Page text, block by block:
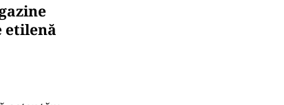
etilenă